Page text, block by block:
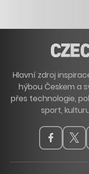
Hlavní zdroj
hýbou Českem a
přes technologie,
sport,